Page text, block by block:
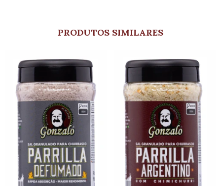
PRODUTOS SIMILARES